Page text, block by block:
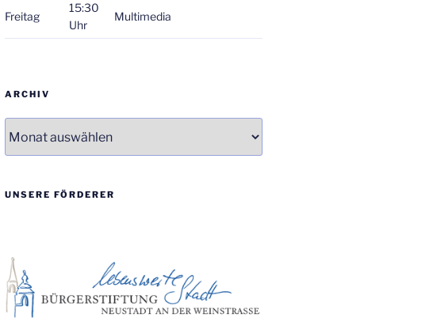
Freitag
15:30
Uhr
Multimedia
ARCHIV
UNSERE FÖRDERER